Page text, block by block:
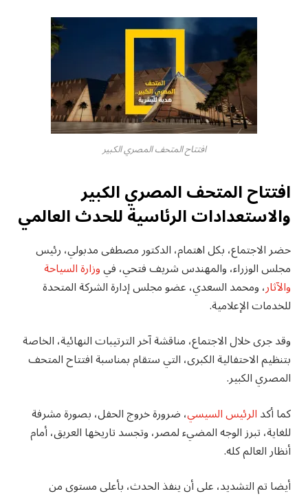
افتتاح المتحف المصري الكبير
افتتاح المتحف المصري الكبير
والاستعدادات الرئاسية للحدث العالمي
حضر الاجتماع، بكل اهتمام، الدكتور مصطفى مدبولي، رئيس
مجلس الوزراء، والمهندس شريف فتحي، فيوزارة السياحة
والآثار، ومحمد السعدي، عضو مجلس إدارة الشركة المتحدة
للخدمات الإعلامية.
وقد جرى خلال الاجتماع، مناقشة آخر الترتيبات النهائية، الخاصة
بتنظيم الاحتفالية الكبرى، التي ستقام بمناسبة افتتاح المتحف
المصري الكبير.
كما أكدالرئيس السيسي، ضرورة خروج الحفل، بصورة مشرفة
للغاية، تبرز الوجه المضيء لمصر، وتجسد تاريخها العريق، أمام
أنظار العالم كله.
أيضا تم التشديد، على أن ينفذ الحدث، بأعلى مستوى من